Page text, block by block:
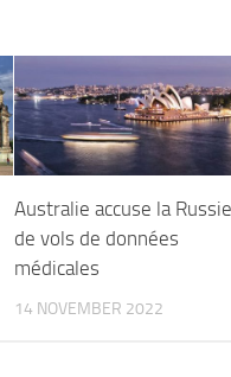
Australie accuse la Russie
de vols de données
médicales
14 NOVEMBER 2022